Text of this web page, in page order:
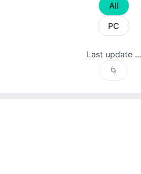
All
PC
Last update ...
🌀